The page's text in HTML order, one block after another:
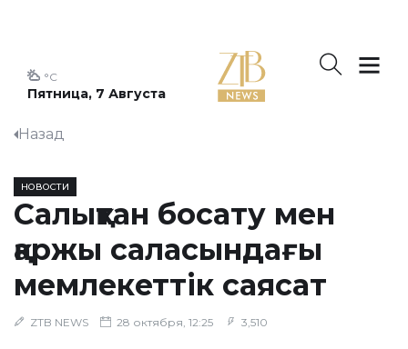
Пятница, 7 Августа
°C
Назад
НОВОСТИ
Салықтан босату мен
қаржы саласындағы
мемлекеттік саясат
ZTB NEWS 28 октября, 12:25 3,510